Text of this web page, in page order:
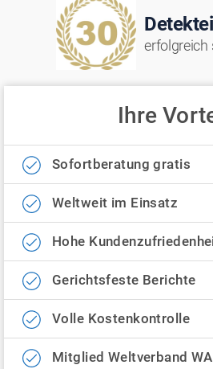
erfolgreich
Ihre
Sofortberatung gratis
Weltweit im Einsatz
Hohe
Gerichtsfeste Berichte
Volle Kostenkontrolle
Mitglied Weltverband